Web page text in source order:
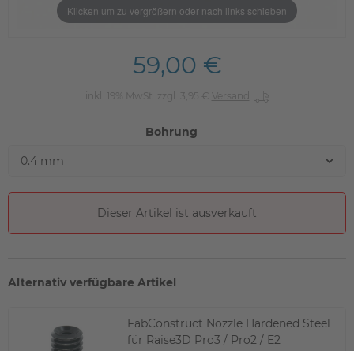
Klicken um zu vergrößern oder nach links schieben
59,00 €
inkl. 19% MwSt. zzgl. 3,95 € Versand
Bohrung
Dieser Artikel ist ausverkauft
Alternativ verfügbare Artikel
FabConstruct Nozzle Hardened Steel
für Raise3D Pro3 / Pro2 / E2